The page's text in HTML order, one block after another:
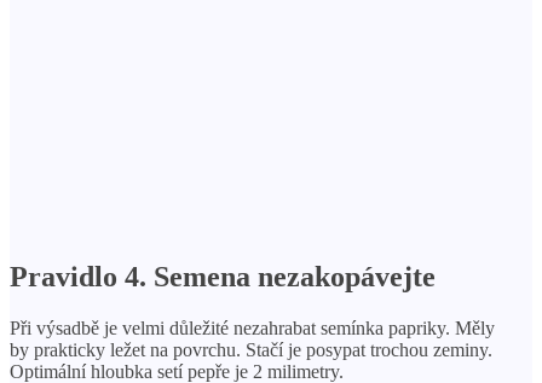
Pravidlo 4. Semena nezakopávejte
Při výsadbě je velmi důležité nezahrabat semínka papriky. Měly
by prakticky ležet na povrchu. Stačí je posypat trochou zeminy.
Optimální hloubka setí pepře je 2 milimetry.